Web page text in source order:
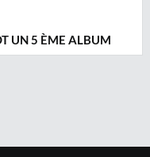
UN 5 ÈME ALBUM